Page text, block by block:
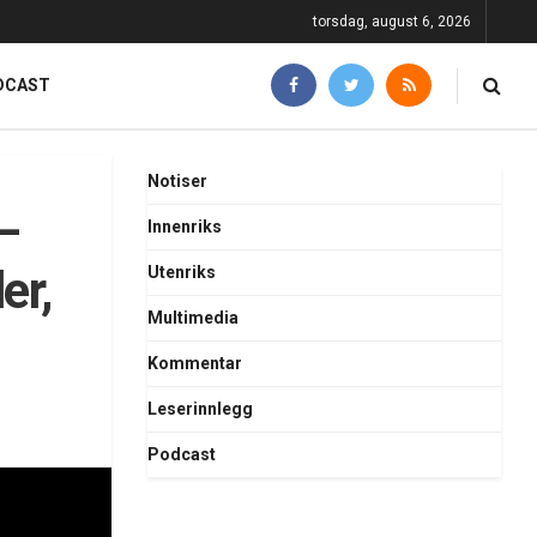
torsdag, august 6, 2026
Notiser
Innenriks
Utenriks
Multimedia
Kommentar
Leserinnlegg
Podcast